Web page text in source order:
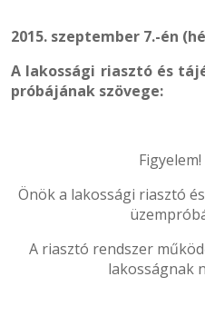
2015. szeptember 7.-én
A lakossági riasztó és
próbájának szövege:
Önök a lakossági riasztó
A riasztó rendszer
lakosságnak